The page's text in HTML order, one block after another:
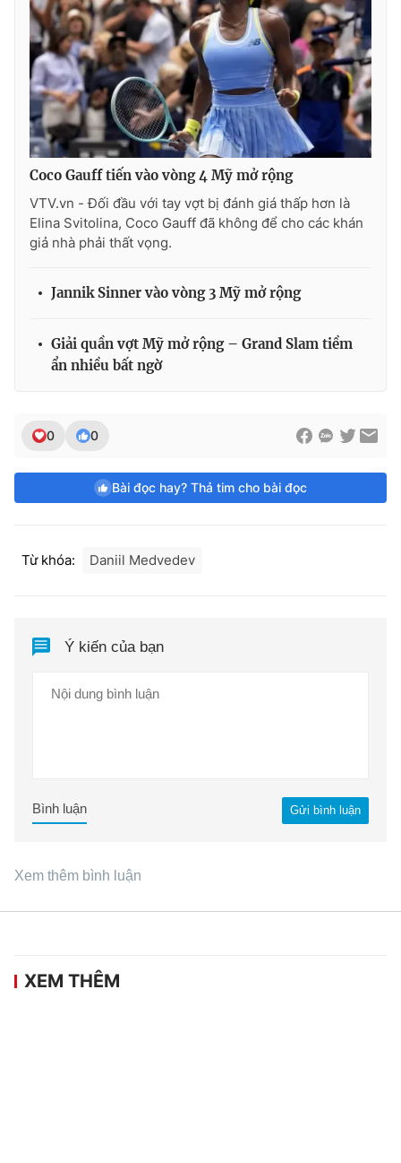
Coco Gauff tiến vào vòng 4 Mỹ mở rộng
VTV.vn - Đối đầu với tay vợt bị đánh giá thấp hơn là
Elina Svitolina, Coco Gauff đã không để cho các khán
giả nhà phải thất vọng.
Jannik Sinner vào vòng 3 Mỹ mở rộng
Giải quần vợt Mỹ mở rộng – Grand Slam tiềm
ẩn nhiều bất ngờ
0 0
Bài đọc hay? Thả tim cho bài đọc
Từ khóa: Daniil Medvedev
Ý kiến của bạn
Gửi bình luận
Bình luận
Xem thêm bình luận
XEM THÊM